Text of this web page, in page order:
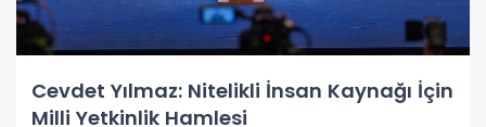
Cevdet Yılmaz: Nitelikli İnsan Kaynağı İçin
Milli Yetkinlik Hamlesi